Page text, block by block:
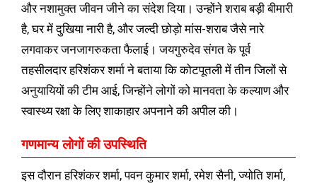
और नशामुक्त जीवन जीने का संदेश दिया। उन्होंने शराब बड़ी बीमारी
है, घर में दुखिया नारी है, और जल्दी छोड़ो मांस-शराब जैसे नारे
लगवाकर जनजागरुकता फैलाई। जयगुरुदेव संगत के पूर्व
तहसीलदार हरिशंकर शर्मा ने बताया कि कोटपूतली में तीन जिलों से
अनुयायियों की टीम आई, जिन्होंने लोगों को मानवता के कल्याण और
स्वास्थ्य रक्षा के लिए शाकाहार अपनाने की अपील की।
गणमान्य लोगों की उपस्थिति
इस दौरान हरिशंकर शर्मा, पवन कुमार शर्मा, रमेश सैनी, ज्योति शर्मा,